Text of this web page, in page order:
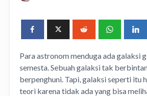
Para astronom menduga ada galaksi
semesta. Sebuah galaksi tak
berpenghuni. Tapi, galaksi seperti itu
teori karena tidak ada yang bisa